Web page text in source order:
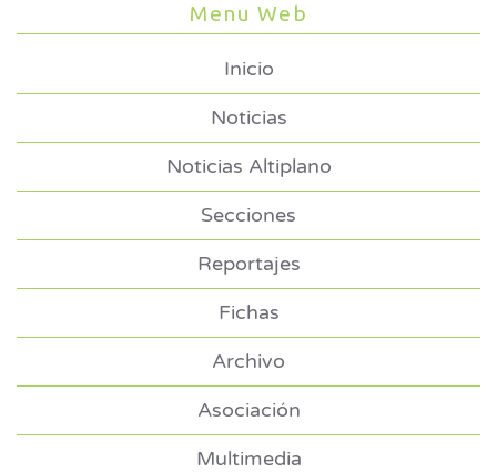
Menu Web
Inicio
Noticias
Noticias Altiplano
Secciones
Reportajes
Fichas
Archivo
Asociación
Multimedia